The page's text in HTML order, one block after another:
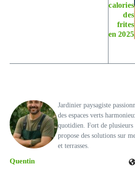
calories
des
frites
en 2025
Quentin
Jardinier paysagiste
des espaces verts
quotidien. Fort de plusieurs
propose des solutions sur
et terrasses.